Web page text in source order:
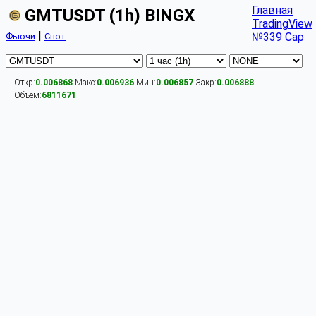
GMTUSDT (1h) BINGX
Фьючи | Спот
Главная
TradingView
№339 Cap
Откр:0.006868 Макс:0.006936 Мин:0.006857 Закр:0.006888
Объём:6811671